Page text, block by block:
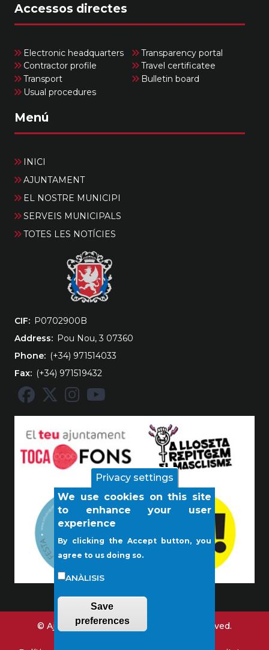
Accessos directes
Electronic headquarters
Transparency portal
Contractor profile
Travel certificatee
Transport
Bulletin board
Usual procedures
Menú
INICI
AJUNTAMENT
EL NOSTRE MUNICIPI
SERVEIS MUNICIPALS
TOTES LES NOTÍCIES
CIF
‎P0702900B
Address
Pou Nou, 3 07360
Phone
(+34) 971514033
Fax
(+34) 971519432
© Ajuntament de Lloseta. All rights reserved.
Privacy settings
We use cookies on this site
to enhance your user
experience
By clicking the Accept button, you
agree to us doing so.
ANÀLISIS
Save
preferences